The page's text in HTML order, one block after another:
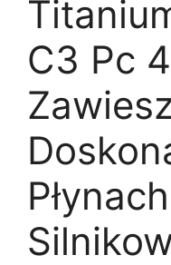
C3 Pc
Płynach